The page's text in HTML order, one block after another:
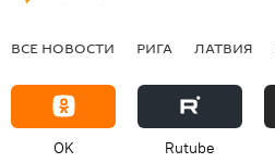
ВСЕ НОВОСТИ РИГА ЛАТВИЯ
OK Rutube